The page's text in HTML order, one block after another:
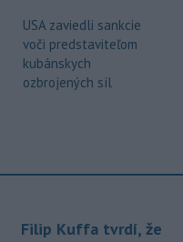
USA zaviedli sankcie
voči predstaviteľom
kubánskych
ozbrojených síl
Filip Kuffa tvrdí, že